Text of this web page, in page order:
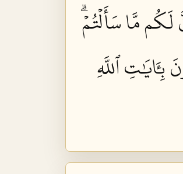
مَّا سَأَلۡتُمۡۗ
ٱللَّهِ